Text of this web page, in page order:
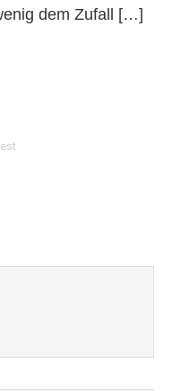
dem Zufall […]